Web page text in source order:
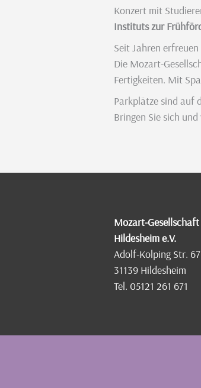
Konzert mit
Instituts zur
Seit Jahren
Die Mozart-
Fertigkeiten. Mit
Parkplätze sind auf
Bringen Sie sich
Mozart-Gesellschaft
Hildesheim e.V.
Adolf-Kolping Str. 67
31139 Hildesheim
Tel. 05121 261 671